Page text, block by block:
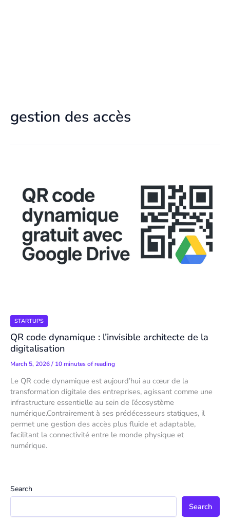
gestion des accès
STARTUPS
QR code dynamique : l’invisible architecte de la
digitalisation
March 5, 2026/ 10 minutes of reading
Le QR code dynamique est aujourd’hui au cœur de la
transformation digitale des entreprises, agissant comme une
infrastructure essentielle au sein de l’écosystème
numérique.Contrairement à ses prédécesseurs statiques, il
permet une gestion des accès plus fluide et adaptable,
facilitant la connectivité entre le monde physique et
numérique.
Search
Search